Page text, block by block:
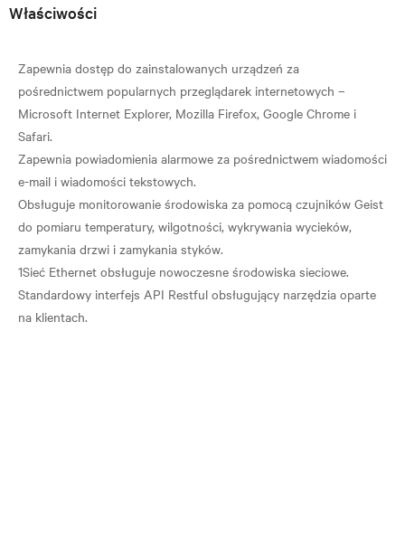
Właściwości
Zapewnia dostęp do zainstalowanych urządzeń za
pośrednictwem popularnych przeglądarek internetowych –
Microsoft Internet Explorer, Mozilla Firefox, Google Chrome i
Safari.
Zapewnia powiadomienia alarmowe za pośrednictwem wiadomości
e-mail i wiadomości tekstowych.
Obsługuje monitorowanie środowiska za pomocą czujników Geist
do pomiaru temperatury, wilgotności, wykrywania wycieków,
zamykania drzwi i zamykania styków.
1Sieć Ethernet obsługuje nowoczesne środowiska sieciowe.
Standardowy interfejs API Restful obsługujący narzędzia oparte